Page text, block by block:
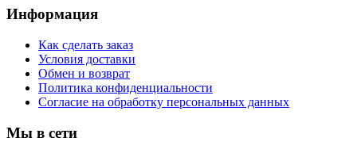
Информация
Как сделать заказ
Условия доставки
Обмен и возврат
Политика конфиденциальности
Согласие на обработку персональных данных
Мы в сети